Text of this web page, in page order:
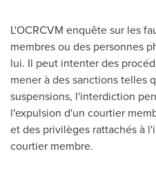
L'OCRCVM enquête sur les
membres ou des personnes
lui. Il peut intenter des
mener à des sanctions telles
suspensions, l'interdiction
l'expulsion d'un courtier
et des privilèges rattachés à
courtier membre.